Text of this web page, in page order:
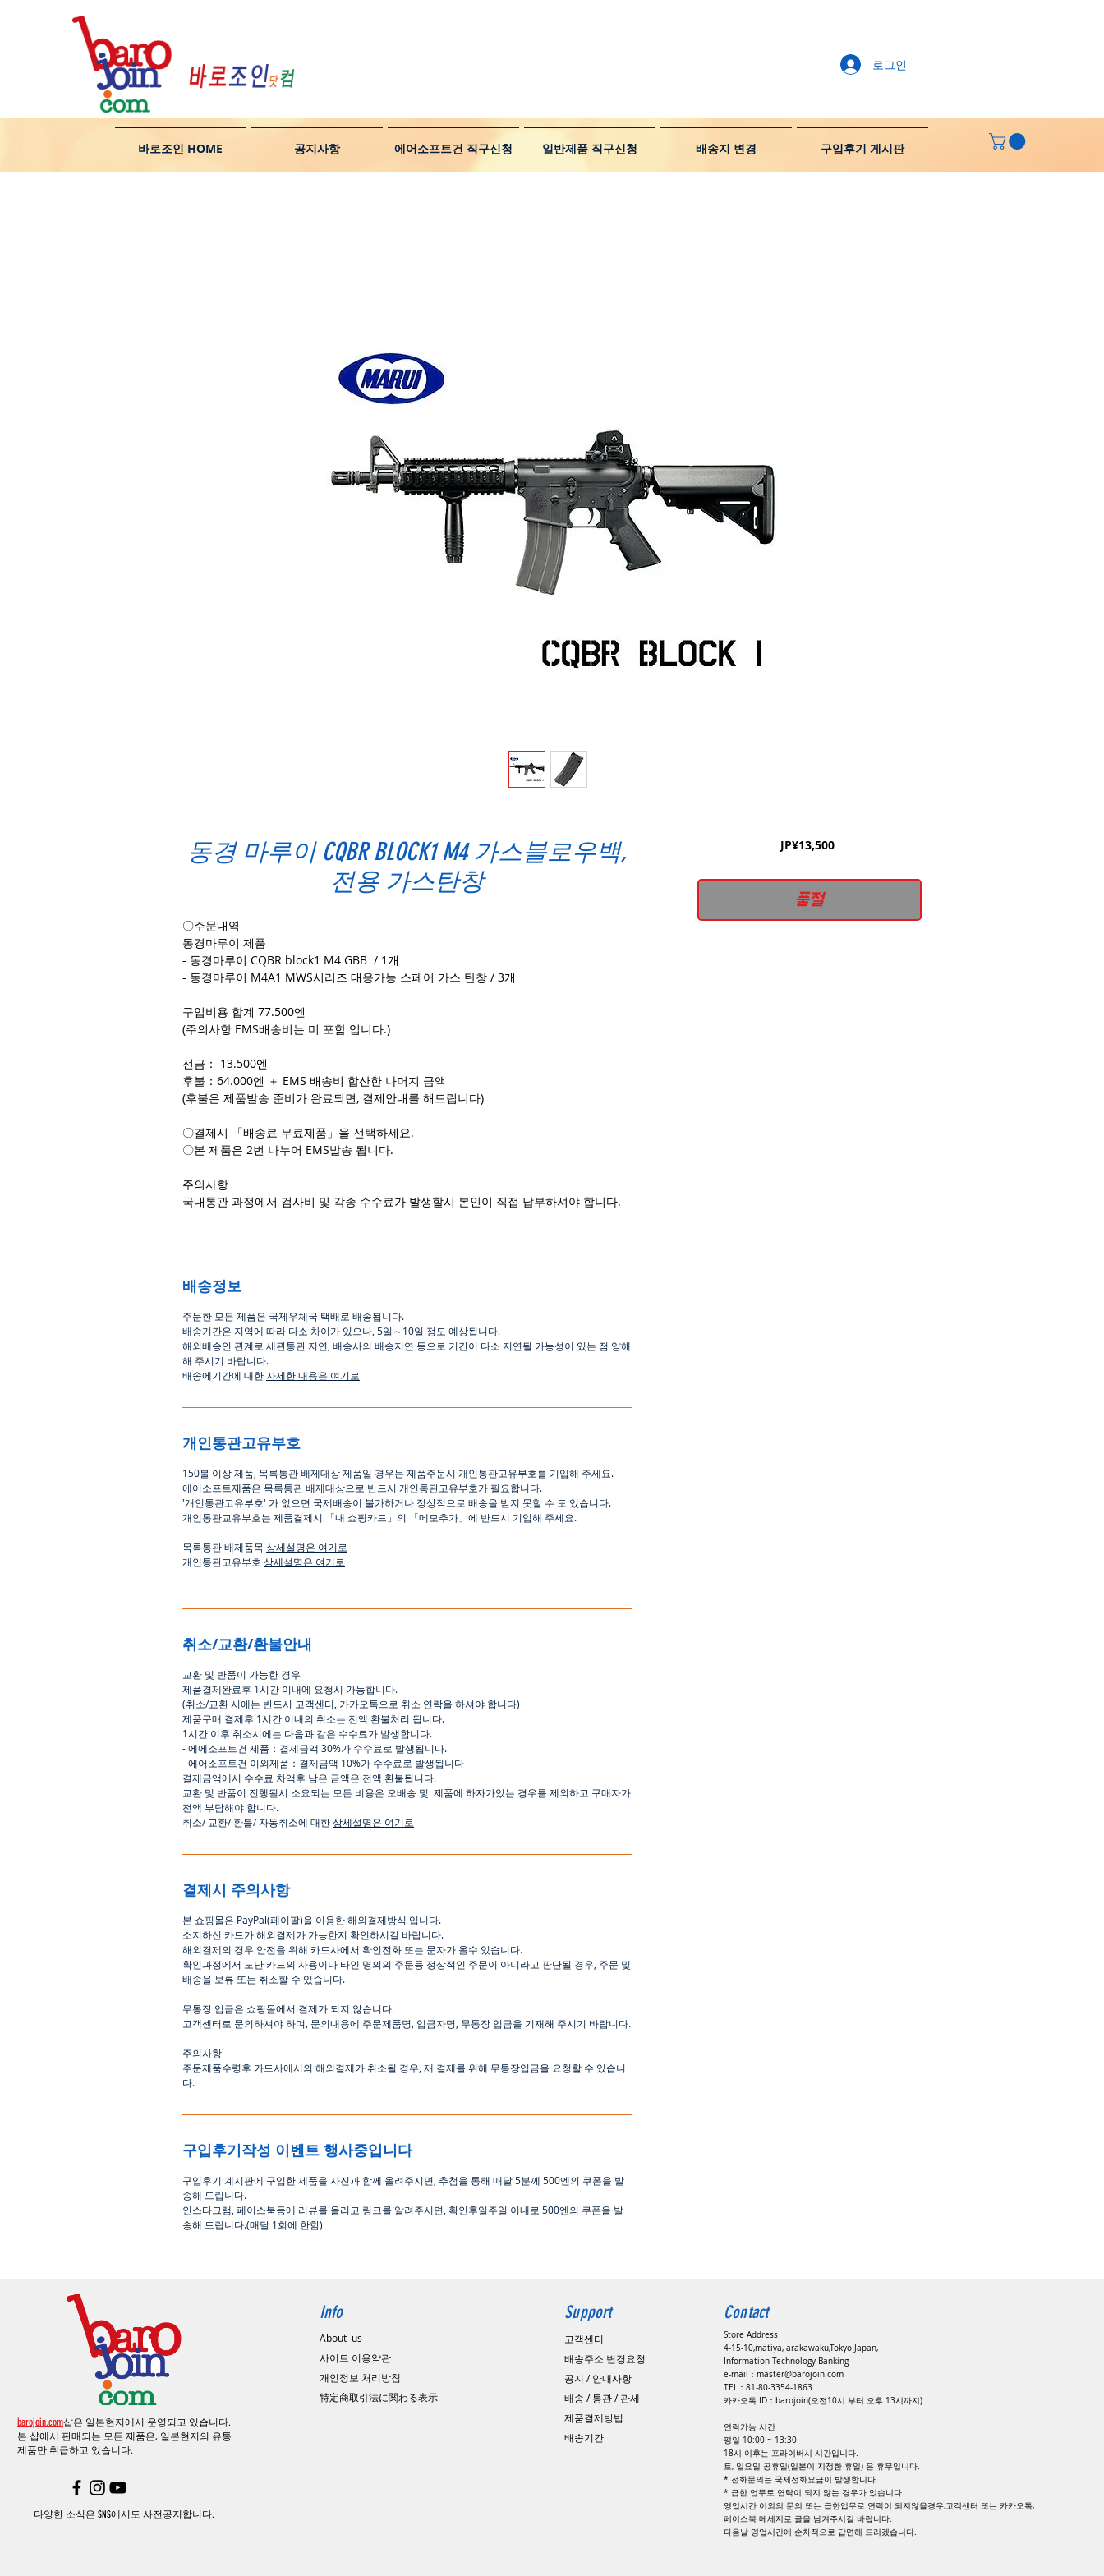
바로조인 HOME 공지사항 에어소프트건 직구신청 일반제품 직구신청 배송지 변경 구입후기 게시판
로그인
동경 마루이 CQBR BLOCK1 M4 가스블로우백,
전용 가스탄창
〇주문내역
동경마루이 제품
- 동경마루이 CQBR block1 M4 GBB / 1개
- 동경마루이 M4A1 MWS시리즈 대응가능 스페어 가스 탄창 / 3개
구입비용 합계 77.500엔
(주의사항 EMS배송비는 미 포함 입니다.)
선금： 13.500엔
후불：64.000엔 ＋ EMS 배송비 합산한 나머지 금액
(후불은 제품발송 준비가 완료되면, 결제안내를 해드립니다)
〇결제시 「배송료 무료제품」을 선택하세요.
〇본 제품은 2번 나누어 EMS발송 됩니다.
주의사항
국내통관 과정에서 검사비 및 각종 수수료가 발생할시 본인이 직접 납부하셔야 합니다.
배송정보
주문한 모든 제품은 국제우체국 택배로 배송됩니다.
배송기간은 지역에 따라 다소 차이가 있으나 5일～10일 정도 예상됩니다.
해외배송인 관계로 세관통관 지연, 배송사의 배송지연 등으로 기간이 다소 지연될 가능성이 있는 점 양해
해 주시기 바랍니다.
배송에기간에 대한자세한 내용은 여기로
개인통관고유부호
150불 이상 제품 목록통관 배제대상 제품일 경우는 제품주문시 개인통관고유부호를 기입해 주세요.
에어소프트제품은 목록통관 배제대상으로 반드시 개인통관고유부호가 필요합니다.
'개인통관고유부호' 가 없으면 국제배송이 불가하거나 정상적으로 배송을 받지 못할 수 도 있습니다.
개인통관교유부호는 제품결제시
「내 쇼핑카드 」 의 「메모추가 」 에 반드시 기입해 주세요.
목록통관 배제품목 상세설명은 여기로
개인통관고유부호 상세설명은 여기로
취소/교환/환불안내
교환 및 반품이 가능한 경우
제품결제완료후 1시간 이내에 요청시 가능합니다.
(취소/교환 시에는 반드시 고객센터 카카오톡으로 취소 연락을 하셔야 합니다)
제품구매 결제후 1시간 이내의 취소는 전액 환불처리 됩니다.
1시간 이후 취소시에는 다음과 같은 수수료가 발생합니다.
-에에소프트건 제품 ： 결제금액 30%가 수수료로 발생됩니다.
-에어소프트건 이외제품 ： 결제금액 10%가 수수료로 발생됩니다
결제금액에서 수수료 차액후 남은 금액은 전액 환불됩니다.
교환 및 반품이 진행될시 소요되는 모든 비용은 오배송 및 제품에 하자가있는 경우를 제외하고 구매자가
전액 부담해야 합니다.
취소/ 교환/환불/자동취소에 대한상세설명은 여기로
결제시 주의사항
본 쇼핑몰은 PayPal(페이팔)을 이용한해외결제방식 입니다.
소지하신 카드가해외결제가 가능한지 확인하시길 바랍니다.
해외결제의 경우 안전을 위해 카드사에서 확인전화 또는 문자가 올수 있습니다.
확인과정에서 도난카드의 사용이나 타인 명의의 주문등 정상적인 주문이 아니라고 판단될 경우 주문 및
배송을 보류 또는 취소할 수 있습니다.
무통장 입금은 쇼핑몰에서 결제가 되지 않습니다.
고객센터로 문의하셔야 하며 문의내용에 주문제품명 입금자명 무통장 입금을 기재해 주시기 바랍니다.
주의사항
주문제품수령후 카드사에서의 해외결제가취소될 경우 재 결제를 위해 무통장입금을 요청할 수 있습니
다.
구입후기작성 이벤트 행사중입니다
구입후기 계시판에 구입한 제품을 사진과 함께 올려주시면 추첨을 통해 매달5분께 500엔의 쿠폰을 발
송해 드립니다.
인스타그램 페이스북등에 리뷰를 올리고 링크를 알려주시면, 확인후일주일 이내로 500엔의 쿠폰을 발
송해 드립니다.(매달 1회에 한함)
JP¥13,500가
품절
barojoin.com샵은 일본현지에서 운영되고 있습니다.
본 샵에서 판매되는 모든 제품은, 일본현지의 유통
제품만 취급하고 있습니다.
다양한 소식은 SNS에서도 사전공지합니다.
Info
About us
사이트 이용약관
​개인정보 처리방침
特定商取引法に関わる表示
Support
고객센터
배송주소 변경요청
공지 / 안내사항
배송 / 통관 / 관세
제품결제방법
배송기간
Contact
Store Address
4-15-10,matiya, arakawaku,Tokyo Japan,
Information Technology Banking
e-mail： master@barojoin.com
​TEL：81-80-3354-1863
카카오톡 ID：barojoin(오전10시 부터 오후 13시까지)
연락가능 시간
평일 10:00 ~ 13:30
18시 이후는 프라이버시 시간입니다.
토, 일요일 공휴일(일본이 지정한 휴일) 은 휴무입니다.
* 전화문의는 국제전화요금이 발생합니다.
* 급한 업무로 연락이 되지 않는 경우가 있습니다.
영업시간 이외의 문의 또는 급한업무로 연락이 되지않을경우,고객센터 또는 카카오톡,
페이스북 메세지로 글을 남겨주시길 바랍니다.
​다음날 영업시간에 순차적으로 답면해 드리겠습니다.